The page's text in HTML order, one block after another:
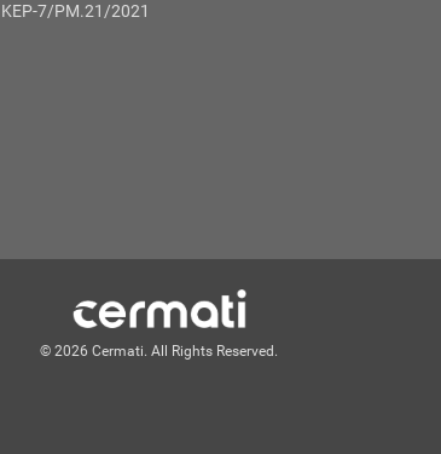
KEP-7/PM.21/2021
© 2026 Cermati. All Rights Reserved.